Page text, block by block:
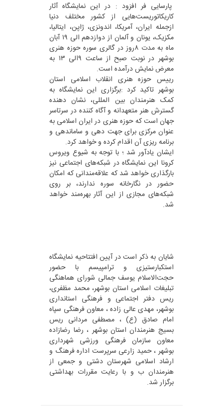
پارسایی فر افزود : در این نمایشگاه آثار
کاریکاتوریست‌هایی از کشور مختلف دنیا
ازجمله ایران، آمریکا، اندونزی، ژاپن، ایتالیا،
مکزیک، یونان و آلمان از دوازدهم الی ۱۹ آبان
ماه به مدت ۸روز در گالری سوره حوزه هنری
بوشهر در نوبت صبح از ساعت ۹الی ۱۳ به
معرض نمایش درآمده است.
رییس حوزه هنری انقلاب اسلامی استان
بوشهر تاکید کرد :برگزاری این نمایشگاه به
کمک هنرمندان بین المللی، نشان دهنده
گسترش هنر متعهدانه و آگاه کننده در سرتاسر
جهان است که حوزه هنری در ایران اسلامی به
عنوان مرکزی برای جهت دهی و ساماندهی و
برنامه ریزی آن اقدام کرده و خواهد کرد.
ایشان یادآور شد ؛ با توجه به شیوع ویروس
کرونا این نمایشگاه در شبکه‌های اجتماعی نیز
بارگذاری خواهد شد که علاقه‌مندانی که امکان
حضور در نگارخانه سوره ندارند، بر روی
شبکه‌های مجازی از این آثار بهره‌مند خواهد
شد.
شایان به ذکر است در آیین افتتاحیه نمایشگاه
استکبارستیزی و ترامپیسم با حضور
حجت‌الاسلام یوسف جمالی شورای هماهنگی
تبلیغات اسلامی استان بوشهر، محمد مظفری،
ریس دفتر اجتماعی و فرهنگی استانداری
بوشهر، مهدی عالی زاده ، معاون فرهنگی سپاه
امام صادق (ع) ، مصطفی مردانی ریس
بسیج هنرمندان استان بوشهر ، رضا رضازاده
معاون سازمان فرهنگی ورزشی شهرداری
بوشهر ، حمید زارعی سرپرست اداره فرهنگ و
ارشاد اسلامی شهرستان دشتی و جمعی از
هنرمندان ب و با رعایت مقررات بهداشتی
برگزار شد.